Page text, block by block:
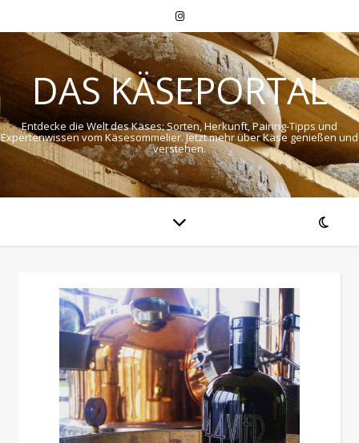
DAS KÄSEPORTAL
Entdecke die Welt des Käses: Sorten, Herkunft, Pairing-Tipps und
Expertenwissen vom Käsesommelier. Jetzt mehr über Käse genießen und
verstehen.